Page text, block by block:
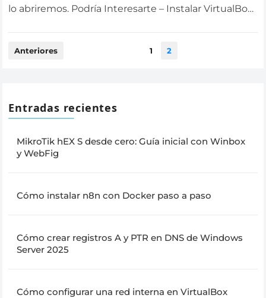
lo abriremos. Podría Interesarte – Instalar VirtualBox
Paginación
Anteriores 1 2
Entradas recientes
MikroTik hEX S desde cero: Guía inicial con Winbox
y WebFig
Cómo instalar n8n con Docker paso a paso
Cómo crear registros A y PTR en DNS de Windows
Server 2025
Cómo configurar una red interna en VirtualBox